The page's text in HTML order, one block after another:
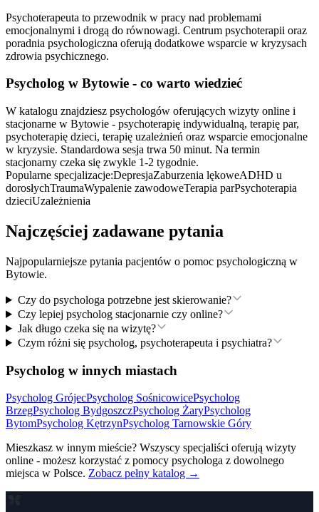
Psychoterapeuta to przewodnik w pracy nad problemami
emocjonalnymi i drogą do równowagi. Centrum psychoterapii oraz
poradnia psychologiczna oferują dodatkowe wsparcie w kryzysach
zdrowia psychicznego.
Psycholog w Bytowie - co warto wiedzieć
W katalogu znajdziesz psychologów oferujących wizyty online i
stacjonarne w Bytowie - psychoterapię indywidualną, terapię par,
psychoterapię dzieci, terapię uzależnień oraz wsparcie emocjonalne
w kryzysie. Standardowa sesja trwa 50 minut. Na termin
stacjonarny czeka się zwykle 1-2 tygodnie.
Popularne specjalizacje:DepresjaZaburzenia lękoweADHD u
dorosłychTraumaWypalenie zawodoweTerapia parPsychoterapia
dzieciUzależnienia
Najczęściej zadawane pytania
Najpopularniejsze pytania pacjentów o pomoc psychologiczną w
Bytowie.
Czy do psychologa potrzebne jest skierowanie?
Czy lepiej psycholog stacjonarnie czy online?
Jak długo czeka się na wizytę?
Czym różni się psycholog, psychoterapeuta i psychiatra?
Psycholog w innych miastach
Psycholog GrójecPsycholog SośnicowicePsycholog
BrzegPsycholog BydgoszczPsycholog ŻaryPsycholog
BytomPsycholog KętrzynPsycholog Tarnowskie Góry
Mieszkasz w innym mieście? Wszyscy specjaliści oferują wizyty
online - możesz korzystać z pomocy psychologa z dowolnego
miejsca w Polsce. Zobacz pełny katalog →